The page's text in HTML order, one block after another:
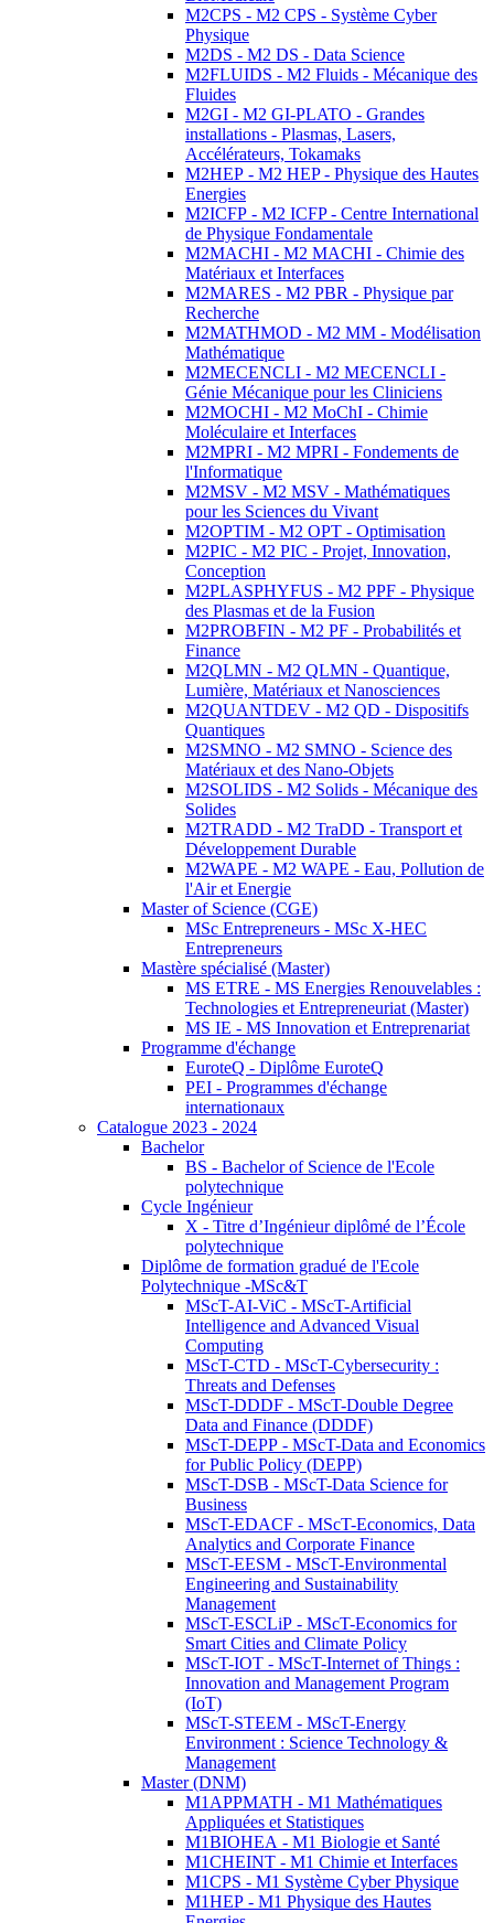
M2CPS - M2 CPS - Système Cyber
Physique
M2DS - M2 DS - Data Science
M2FLUIDS - M2 Fluids - Mécanique des
Fluides
M2GI - M2 GI-PLATO - Grandes
installations - Plasmas, Lasers,
Accélérateurs, Tokamaks
M2HEP - M2 HEP - Physique des Hautes
Energies
M2ICFP - M2 ICFP - Centre International
de Physique Fondamentale
M2MACHI - M2 MACHI - Chimie des
Matériaux et Interfaces
M2MARES - M2 PBR - Physique par
Recherche
M2MATHMOD - M2 MM - Modélisation
Mathématique
M2MECENCLI - M2 MECENCLI -
Génie Mécanique pour les Cliniciens
M2MOCHI - M2 MoChI - Chimie
Moléculaire et Interfaces
M2MPRI - M2 MPRI - Fondements de
l'Informatique
M2MSV - M2 MSV - Mathématiques
pour les Sciences du Vivant
M2OPTIM - M2 OPT - Optimisation
M2PIC - M2 PIC - Projet, Innovation,
Conception
M2PLASPHYFUS - M2 PPF - Physique
des Plasmas et de la Fusion
M2PROBFIN - M2 PF - Probabilités et
Finance
M2QLMN - M2 QLMN - Quantique,
Lumière, Matériaux et Nanosciences
M2QUANTDEV - M2 QD - Dispositifs
Quantiques
M2SMNO - M2 SMNO - Science des
Matériaux et des Nano-Objets
M2SOLIDS - M2 Solids - Mécanique des
Solides
M2TRADD - M2 TraDD - Transport et
Développement Durable
M2WAPE - M2 WAPE - Eau, Pollution de
l'Air et Energie
Master of Science (CGE)
MSc Entrepreneurs - MSc X-HEC
Entrepreneurs
Mastère spécialisé (Master)
MS ETRE - MS Energies Renouvelables :
Technologies et Entrepreneuriat (Master)
MS IE - MS Innovation et Entreprenariat
Programme d'échange
EuroteQ - Diplôme EuroteQ
PEI - Programmes d'échange
internationaux
Catalogue 2023 - 2024
Bachelor
BS - Bachelor of Science de l'Ecole
polytechnique
Cycle Ingénieur
X - Titre d’Ingénieur diplômé de l’École
polytechnique
Diplôme de formation gradué de l'Ecole
Polytechnique -MSc&T
MScT-AI-ViC - MScT-Artificial
Intelligence and Advanced Visual
Computing
MScT-CTD - MScT-Cybersecurity :
Threats and Defenses
MScT-DDDF - MScT-Double Degree
Data and Finance (DDDF)
MScT-DEPP - MScT-Data and Economics
for Public Policy (DEPP)
MScT-DSB - MScT-Data Science for
Business
MScT-EDACF - MScT-Economics, Data
Analytics and Corporate Finance
MScT-EESM - MScT-Environmental
Engineering and Sustainability
Management
MScT-ESCLiP - MScT-Economics for
Smart Cities and Climate Policy
MScT-IOT - MScT-Internet of Things :
Innovation and Management Program
(IoT)
MScT-STEEM - MScT-Energy
Environment : Science Technology &
Management
Master (DNM)
M1APPMATH - M1 Mathématiques
Appliquées et Statistiques
M1BIOHEA - M1 Biologie et Santé
M1CHEINT - M1 Chimie et Interfaces
M1CPS - M1 Système Cyber Physique
M1HEP - M1 Physique des Hautes